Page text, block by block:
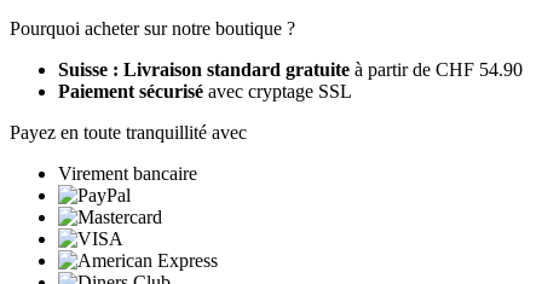
Pourquoi acheter sur notre boutique ?
Suisse : Livraison standard gratuite à partir de CHF 54.90
Paiement sécurisé avec cryptage SSL
Payez en toute tranquillité avec
Virement bancaire